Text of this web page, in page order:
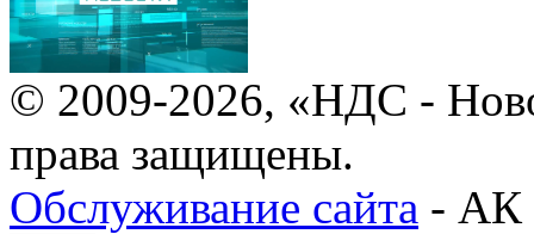
© 2009-2026, «НДС -
права защищены.
Обслуживание сайта - АК